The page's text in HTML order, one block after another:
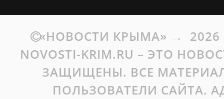
«НОВОСТИ КРЫМА» → 2026
NOVOSTI-KRIM.RU – ЭТО
ЗАЩИЩЕНЫ. ВСЕ
ПОЛЬЗОВАТЕЛИ САЙТА.